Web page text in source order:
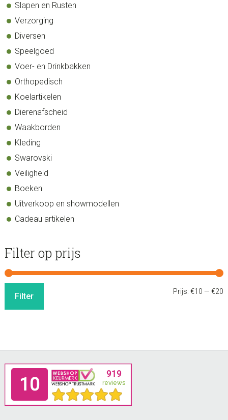
Slapen en Rusten
Verzorging
Diversen
Speelgoed
Voer- en Drinkbakken
Orthopedisch
Koelartikelen
Dierenafscheid
Waakborden
Kleding
Swarovski
Veiligheid
Boeken
Uitverkoop en showmodellen
Cadeau artikelen
Filter op prijs
Filter Prijs:€10 —€20
Footer